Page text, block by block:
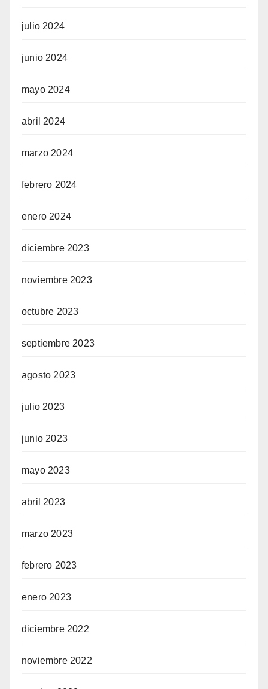
julio 2024
junio 2024
mayo 2024
abril 2024
marzo 2024
febrero 2024
enero 2024
diciembre 2023
noviembre 2023
octubre 2023
septiembre 2023
agosto 2023
julio 2023
junio 2023
mayo 2023
abril 2023
marzo 2023
febrero 2023
enero 2023
diciembre 2022
noviembre 2022